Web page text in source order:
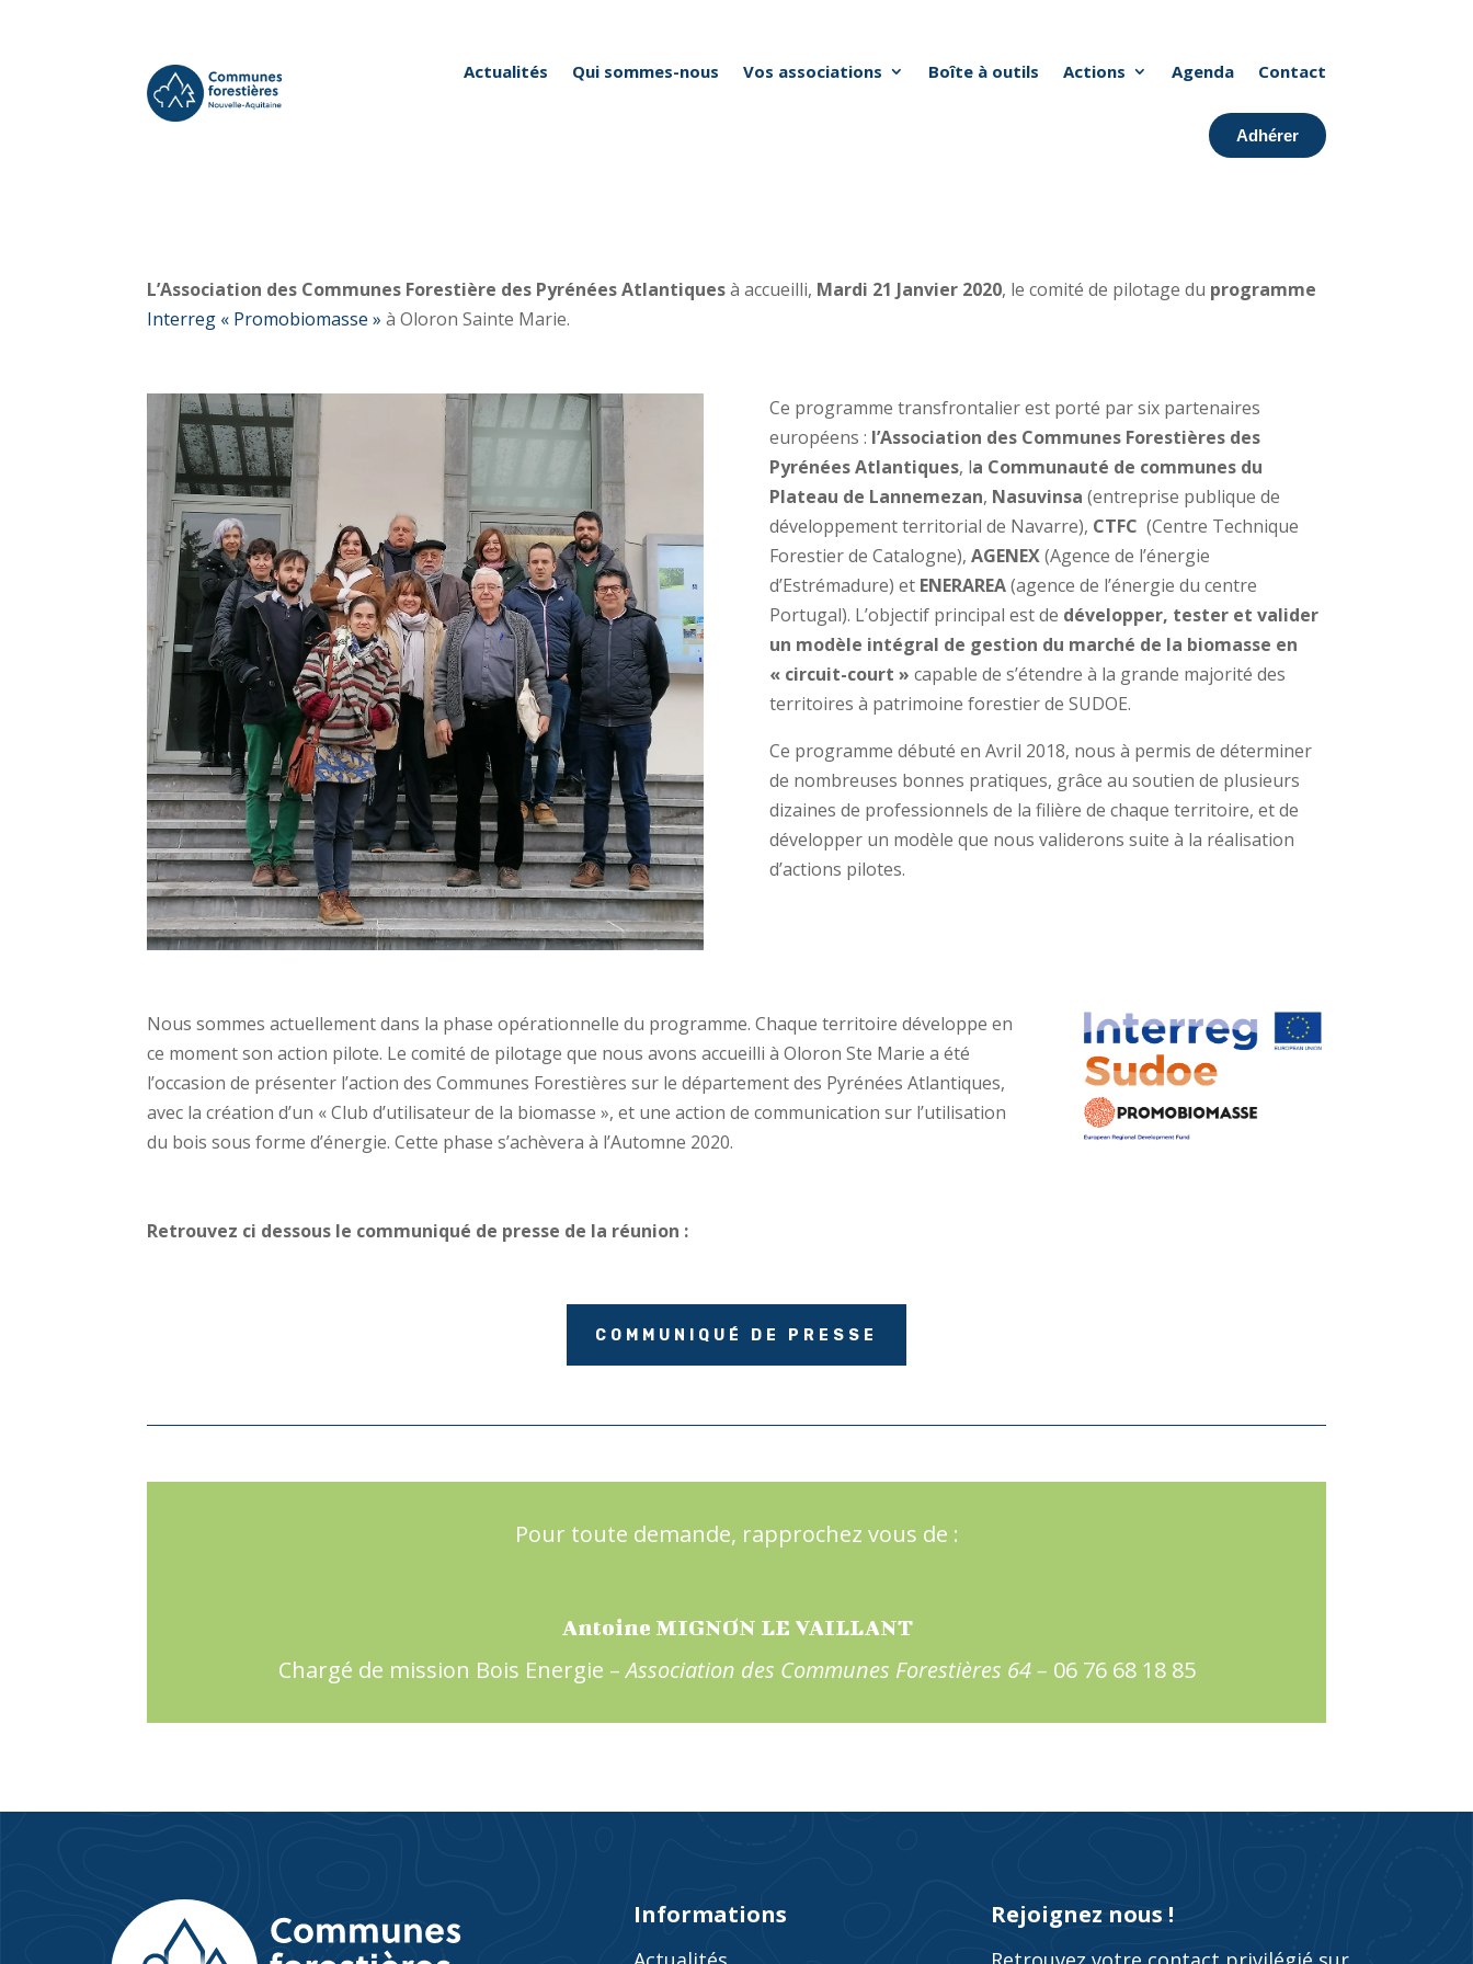
Actualités Qui sommes-nous Vos associations Boîte à outils Actions Agenda Contact
Adhérer
L’Association des Communes Forestière des Pyrénées Atlantiquesà accueilli, Mardi 21 Janvier 2020, le comité de pilotage du programme
Interreg « Promobiomasse »à Oloron Sainte Marie.
Ce programme transfrontalier est porté par six partenaires
européens : l’Association des Communes Forestières des
Pyrénées Atlantiques, la Communauté de communes du
Plateau de Lannemezan, Nasuvinsa (entreprise publique de
développement territorial de Navarre), CTFC (Centre Technique
Forestier de Catalogne), AGENEX(Agence de l’énergie
d’Estrémadure) et ENERAREA(agence de l’énergie du centre
Portugal). L’objectif principal est de développer, tester et valider
un modèle intégral de gestion du marché de la biomasse en
« circuit-court » capable de s’étendre à la grande majorité des
territoires à patrimoine forestier de SUDOE.
Ce programme débuté en Avril 2018, nous à permis de déterminer
de nombreuses bonnes pratiques, grâce au soutien de plusieurs
dizaines de professionnels de la filière de chaque territoire, et de
développer un modèle que nous validerons suite à la réalisation
d’actions pilotes.
Nous sommes actuellement dans la phase opérationnelle du programme. Chaque territoire développe en
ce moment son action pilote. Le comité de pilotage que nous avons accueilli à Oloron Ste Marie a été
l’occasion de présenter l’action des Communes Forestières sur le département des Pyrénées Atlantiques,
avec la création d’un « Club d’utilisateur de la biomasse », et une action de communication sur l’utilisation
du bois sous forme d’énergie. Cette phase s’achèvera à l’Automne 2020.
Retrouvez ci dessous le communiqué de presse de la réunion :
COMMUNIQUÉ DE PRESSE
Pour toute demande, rapprochez vous de :
Antoine MIGNON LE VAILLANT
Chargé de mission Bois Energie –Association des Communes Forestières 64 – 06 76 68 18 85
Informations Rejoignez nous !